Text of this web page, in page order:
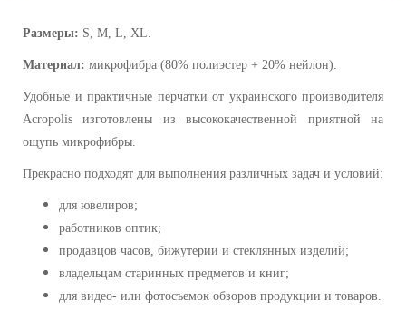
Размеры: S, M, L, XL.
Материал: микрофибра (80% полиэстер + 20% нейлон).
Удобные и практичные перчатки от украинского производителя
Acropolis изготовлены из высококачественной приятной на
ощупь микрофибры.
Прекрасно подходят для выполнения различных задач и условий:
для ювелиров;
работников оптик;
продавцов часов, бижутерии и стеклянных изделий;
владельцам старинных предметов и книг;
для видео- или фотосъемок обзоров продукции и товаров.